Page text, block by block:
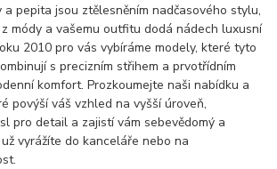
pepita jsou ztělesněním nadčasového stylu,
módy a vašemu outfitu dodá nádech luxusní
2010 pro vás vybíráme modely, které tyto
s precizním střihem a prvotřídním
komfort. Prozkoumejte naši nabídku a
povýší váš vzhled na vyšší úroveň,
pro detail a zajistí vám sebevědomý a
vyrážíte do kanceláře nebo na